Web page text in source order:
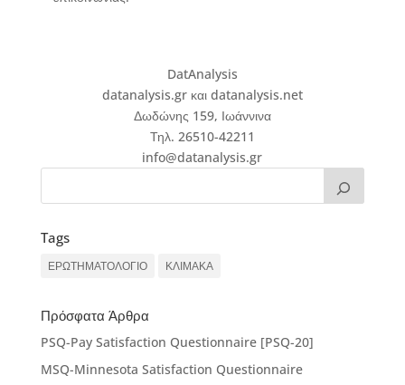
DatAnalysis
datanalysis.gr και datanalysis.net
Δωδώνης 159, Ιωάννινα
Τηλ. 26510-42211
info@datanalysis.gr
Tags
ΕΡΩΤΗΜΑΤΟΛΟΓΙΟ ΚΛΙΜΑΚΑ
Πρόσφατα Άρθρα
PSQ-Pay Satisfaction Questionnaire [PSQ-20]
MSQ-Minnesota Satisfaction Questionnaire